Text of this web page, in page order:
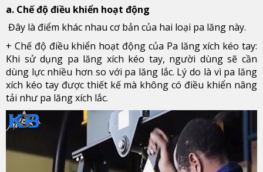
a. Chế độ điều khiển hoạt động
Đây là điểm khác nhau cơ bản của hai loại pa lăng này.
+ Chế độ điều khiển hoạt động của Pa lăng xích kéo tay:
Khi sử dụng pa lăng xích kéo tay, người dùng sẽ cần
dùng lực nhiều hơn so với pa lăng lắc. Lý do là vì pa lăng
xích kéo tay được thiết kế mà không có điều khiển nâng
tải như pa lăng xích lắc.